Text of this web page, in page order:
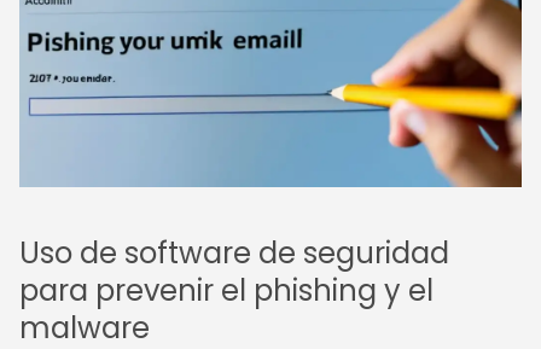
Uso de software de seguridad
para prevenir el phishing y el
malware